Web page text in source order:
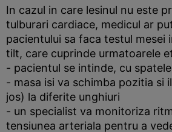
In cazul in care lesinul nu este
tulburari cardiace, medicul ar
pacientului sa faca testul mesei
tilt, care cuprinde urmatoarele
- pacientul se intinde, cu
- masa isi va schimba pozitia si
jos) la diferite unghiuri
- un specialist va monitoriza
tensiunea arteriala pentru a